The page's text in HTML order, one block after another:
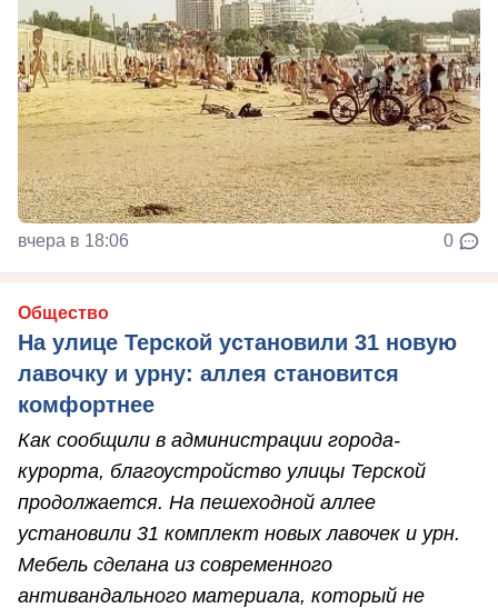
вчера в 18:06 0
Общество
На улице Терской установили 31 новую
лавочку и урну: аллея становится
комфортнее
Как сообщили в администрации города-
курорта, благоустройство улицы Терской
продолжается. На пешеходной аллее
установили 31 комплект новых лавочек и урн.
Мебель сделана из современного
антивандального материала, который не